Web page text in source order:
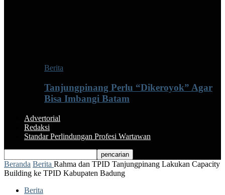
Berita
Tanjungpinang Perlu “Dikeroyok” Agar
Bisa Imbangi Batam
Advertorial
Redaksi
Standar Perlindungan Profesi Wartawan
Beranda Berita Rahma dan TPID Tanjungpinang Lakukan Capacity
Building ke TPID Kabupaten Badung
Berita